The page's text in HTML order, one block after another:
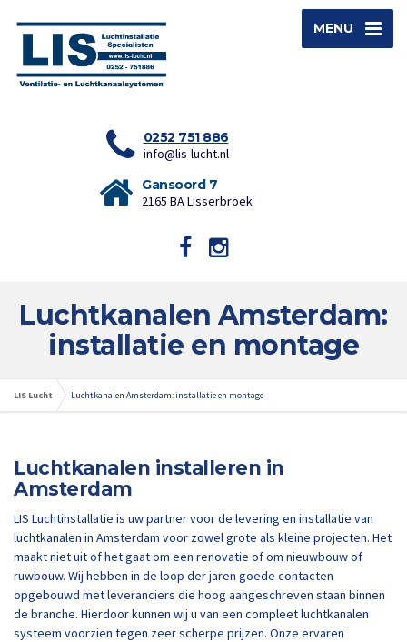
MENU
0252 751 886
info@lis-lucht.nl
Gansoord 7
2165 BA Lisserbroek
Luchtkanalen Amsterdam:
installatie en montage
LIS Lucht Luchtkanalen Amsterdam: installatie en montage
Luchtkanalen installeren in
Amsterdam
LIS Luchtinstallatie is uw partner voor de levering en installatie van
luchtkanalen in Amsterdam voor zowel grote als kleine projecten. Het
maakt niet uit of het gaat om een renovatie of om nieuwbouw of
ruwbouw. Wij hebben in de loop der jaren goede contacten
opgebouwd met leveranciers die hoog aangeschreven staan binnen
de branche. Hierdoor kunnen wij u van een compleet luchtkanalen
systeem voorzien tegen zeer scherpe prijzen. Onze ervaren